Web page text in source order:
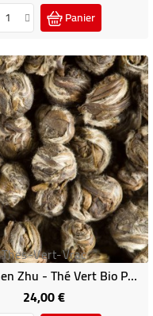
Panier
Thes-Vert-Vrac
Jasmin Zhen Zhu - Thé Vert Bio Parfumé
24,00 €Prix